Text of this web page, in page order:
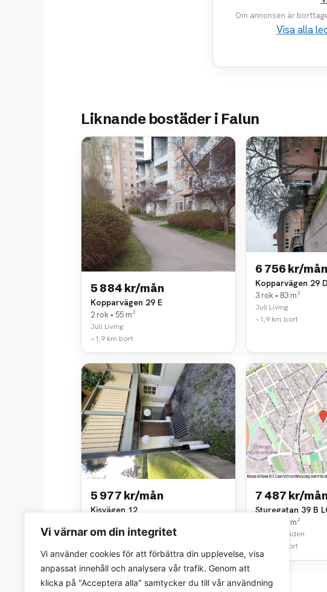
Vi värnar om din integritet
Vi använder cookies för att förbättra din upplevelse, visa
anpassat innehåll och analysera vår trafik. Genom att
klicka på "Acceptera alla" samtycker du till vår användning
Om annonsen är
Visa alla
Liknande bostäder i Falun
5 884 kr/mån
Kopparvägen 29 E
2 rok • 55 m²
Juli Living
~1,9 km bort
6 756 kr/mån
Kopparvägen 29 D
3 rok • 83 m²
Juli Living
~1,9 km bort
5 977 kr/mån
Kisvägen 12
Svedo Fastigheter AB
7 487 kr/
Sturegatan 39 B
2 rok • 63 m²
Kopparstaden
~3,9 km bort